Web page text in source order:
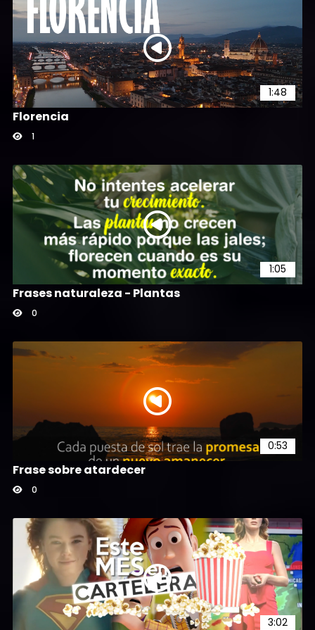
1:48
Florencia
1
1:05
Frases naturaleza - Plantas
0
0:53
Frase sobre atardecer
0
3:02